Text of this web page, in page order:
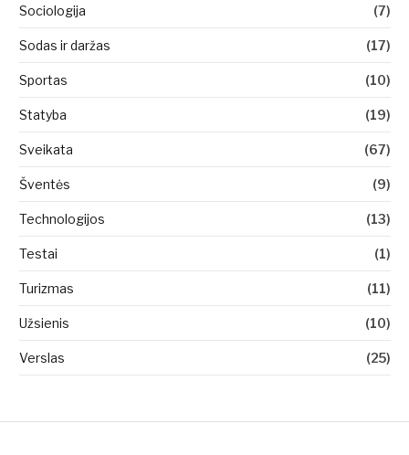
Sociologija (7)
Sodas ir daržas (17)
Sportas (10)
Statyba (19)
Sveikata (67)
Šventės (9)
Technologijos (13)
Testai (1)
Turizmas (11)
Užsienis (10)
Verslas (25)